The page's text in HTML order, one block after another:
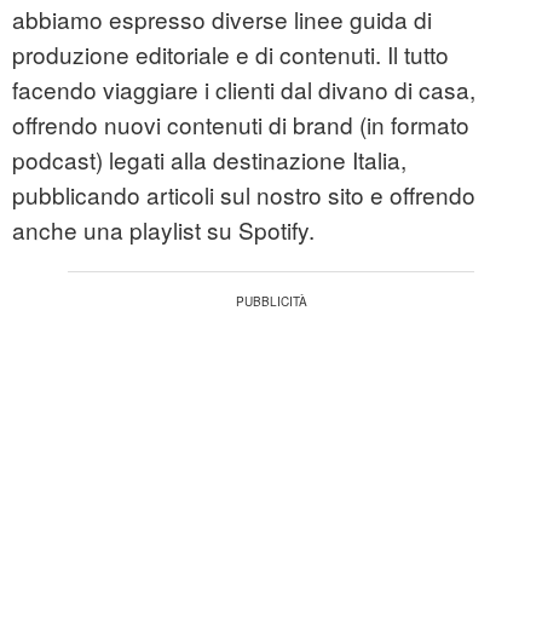
abbiamo espresso diverse linee guida di
produzione editoriale e di contenuti. Il tutto
facendo viaggiare i clienti dal divano di casa,
offrendo nuovi contenuti di brand (in formato
podcast) legati alla destinazione Italia,
pubblicando articoli sul nostro sito e offrendo
anche una playlist su Spotify.